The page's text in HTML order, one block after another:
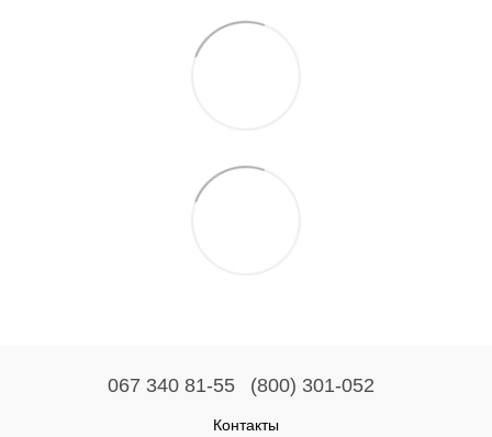
067 340 81-55 (800) 301-052
Контакты